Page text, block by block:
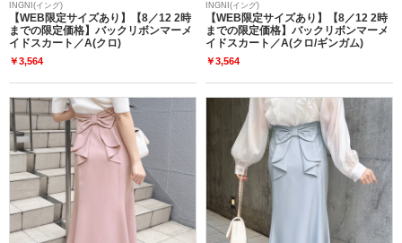
INGNI(イング)
【WEB限定サイズあり】【8／12 2時
までの限定価格】バックリボンマーメ
イドスカート／A(クロ)
￥3,564
INGNI(イング)
【WEB限定サイズあり】【8／12 2時
までの限定価格】バックリボンマーメ
イドスカート／A(クロ/ギンガム)
￥3,564